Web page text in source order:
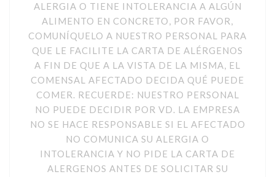
ALERGIA O TIENE INTOLERANCIA A ALGÚN
ALIMENTO EN CONCRETO, POR FAVOR,
COMUNÍQUELO A NUESTRO PERSONAL PARA
QUE LE FACILITE LA CARTA DE ALÉRGENOS
A FIN DE QUE A LA VISTA DE LA MISMA, EL
COMENSAL AFECTADO DECIDA QUÉ PUEDE
COMER. RECUERDE: NUESTRO PERSONAL
NO PUEDE DECIDIR POR VD. LA EMPRESA
NO SE HACE RESPONSABLE SI EL AFECTADO
NO COMUNICA SU ALERGIA O
INTOLERANCIA Y NO PIDE LA CARTA DE
ALERGENOS ANTES DE SOLICITAR SU